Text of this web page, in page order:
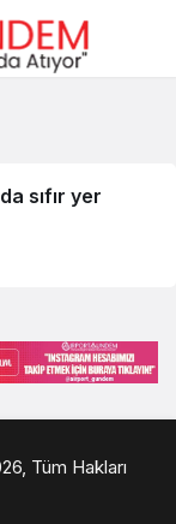
sıfır yer
Tüm Hakları